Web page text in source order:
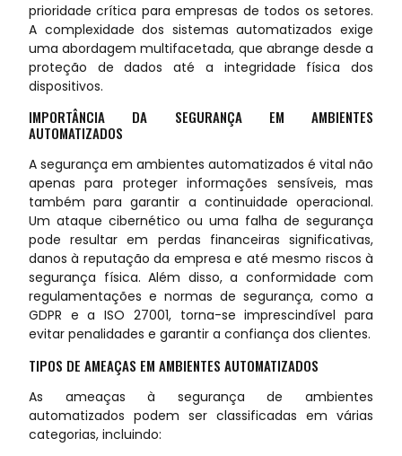
prioridade crítica para empresas de todos os setores.
A complexidade dos sistemas automatizados exige
uma abordagem multifacetada, que abrange desde a
proteção de dados até a integridade física dos
dispositivos.
IMPORTÂNCIA DA SEGURANÇA EM AMBIENTES
AUTOMATIZADOS
A segurança em ambientes automatizados é vital não
apenas para proteger informações sensíveis, mas
também para garantir a continuidade operacional.
Um ataque cibernético ou uma falha de segurança
pode resultar em perdas financeiras significativas,
danos à reputação da empresa e até mesmo riscos à
segurança física. Além disso, a conformidade com
regulamentações e normas de segurança, como a
GDPR e a ISO 27001, torna-se imprescindível para
evitar penalidades e garantir a confiança dos clientes.
TIPOS DE AMEAÇAS EM AMBIENTES AUTOMATIZADOS
As ameaças à segurança de ambientes
automatizados podem ser classificadas em várias
categorias, incluindo: